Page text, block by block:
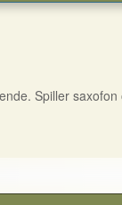
Spiller saxofon